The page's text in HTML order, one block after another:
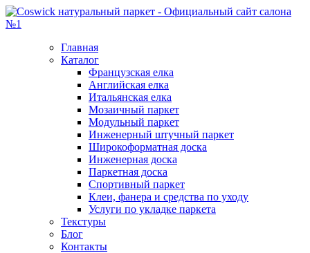
Главная
Каталог
Французская елка
Английская елка
Итальянская елка
Мозаичный паркет
Модульный паркет
Инженерный штучный паркет
Широкоформатная доска
Инженерная доска
Паркетная доска
Спортивный паркет
Клеи, фанера и средства по уходу
Услуги по укладке паркета
Текстуры
Блог
Контакты